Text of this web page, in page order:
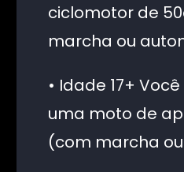
ciclomotor de
marcha ou
• Idade 17+
uma moto de
(com marcha